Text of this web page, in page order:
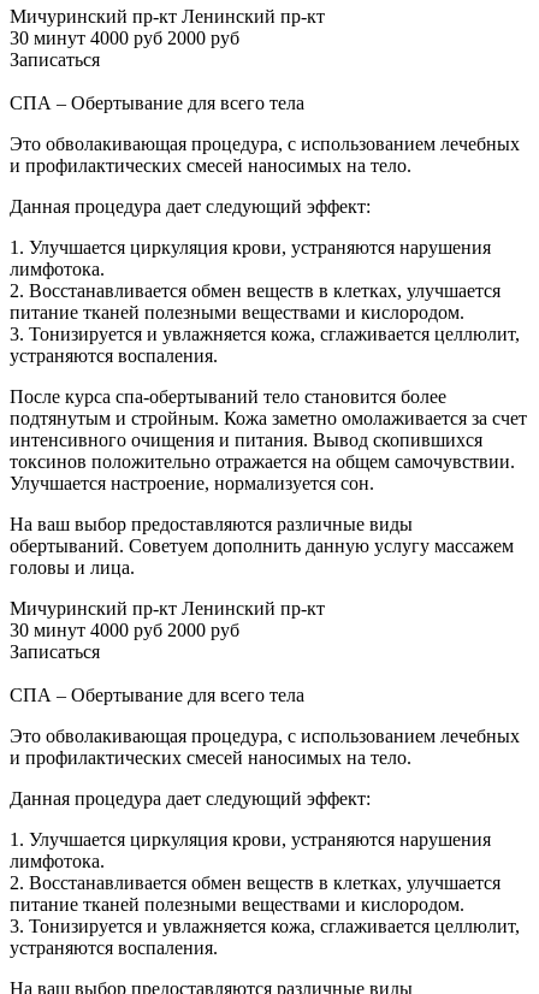
Мичуринский пр-кт Ленинский пр-кт
30 минут 4000 руб 2000 руб
Записаться
СПА – Обертывание для всего тела
Это обволакивающая процедура, с использованием лечебных
и профилактических смесей наносимых на тело.
Данная процедура дает следующий эффект:
1. Улучшается циркуляция крови, устраняются нарушения
лимфотока.
2. Восстанавливается обмен веществ в клетках, улучшается
питание тканей полезными веществами и кислородом.
3. Тонизируется и увлажняется кожа, сглаживается целлюлит,
устраняются воспаления.
После курса спа-обертываний тело становится более
подтянутым и стройным. Кожа заметно омолаживается за счет
интенсивного очищения и питания. Вывод скопившихся
токсинов положительно отражается на общем самочувствии.
Улучшается настроение, нормализуется сон.
На ваш выбор предоставляются различные виды
обертываний. Советуем дополнить данную услугу массажем
головы и лица.
Мичуринский пр-кт Ленинский пр-кт
30 минут 4000 руб 2000 руб
Записаться
СПА – Обертывание для всего тела
Это обволакивающая процедура, с использованием лечебных
и профилактических смесей наносимых на тело.
Данная процедура дает следующий эффект:
1. Улучшается циркуляция крови, устраняются нарушения
лимфотока.
2. Восстанавливается обмен веществ в клетках, улучшается
питание тканей полезными веществами и кислородом.
3. Тонизируется и увлажняется кожа, сглаживается целлюлит,
устраняются воспаления.
На ваш выбор предоставляются различные виды